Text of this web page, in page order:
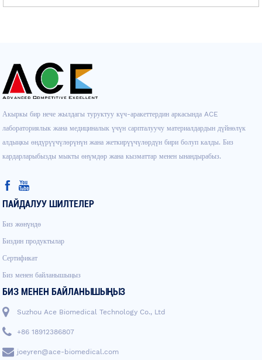
Акыркы бир нече жылдагы туруктуу күч-аракеттердин аркасында ACE
лабораториялык жана медициналык үчүн сарпталуучу материалдардын дүйнөлүк
алдыңкы өндүрүүчүлөрүнүн жана жеткирүүчүлөрдүн бири болуп калды. Биз
кардарларыбызды мыкты өнүмдөр жана кызматтар менен ынандырабыз.
ПАЙДАЛУУ ШИЛТЕЛЕР
Биз жөнүндө
Биздин продуктылар
Сертификат
Биз менен байланышыңыз
БИЗ МЕНЕН БАЙЛАНЫШЫҢЫЗ
Suzhou Ace Biomedical Technology Co., Ltd
+86 18912386807
joeyren@ace-biomedical.com